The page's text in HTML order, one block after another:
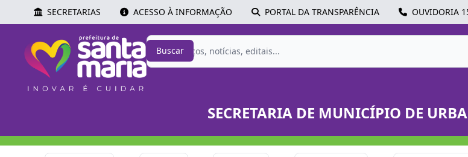
SECRETARIAS ACESSO À INFORMAÇÃO PORTAL DA TRANSPARÊNCIA OUVIDORIA
Buscar
SECRETARIA DE MUNICÍPIO DE